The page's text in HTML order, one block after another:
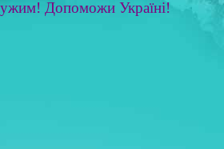
Допоможи Україні!